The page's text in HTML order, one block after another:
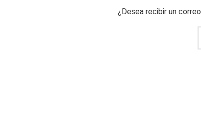
¿Desea recibir un